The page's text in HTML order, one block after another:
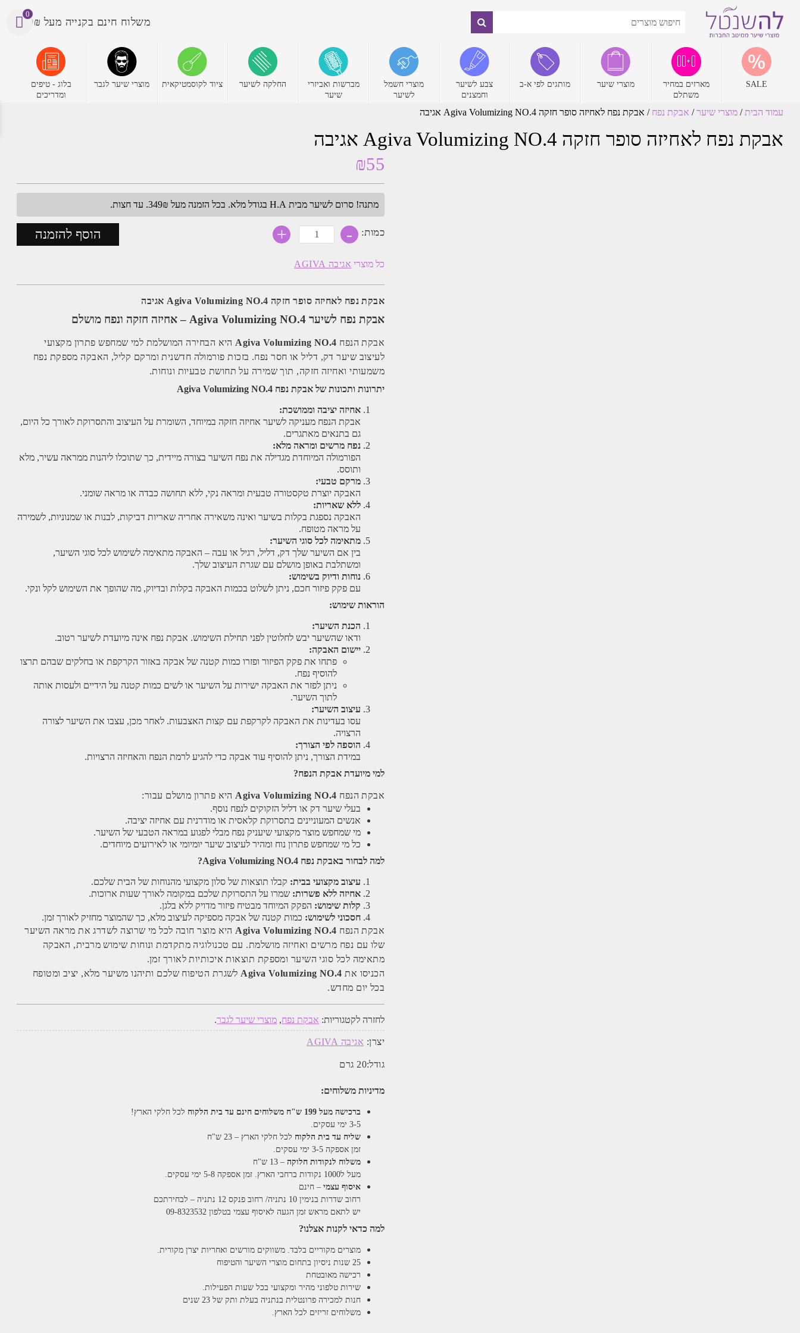
משלוח חינם בקנייה מעל 199₪
SALE
מארזים במחיר
משתלם
מוצרי שיער מותגים לפי א-ב
צבע לשיער
וחמצנים
מוצרי חשמל
לשיער
מברשות ואביזרי
שיער
החלקה לשיער ציוד לקוסמטיקאית מוצרי שיער לגבר
בלוג - טיפים
ומדריכים
עמוד הבית /מוצרי שיער/ אבקת נפח / אבקת נפח לאחיזה סופר חזקה Agiva Volumizing NO.4 אגיבה
אבקת נפח לאחיזה סופר חזקה Agiva Volumizing NO.4 אגיבה
₪55
מתנה! סרום לשיער מבית H.A בגודל מלא. בכל הזמנה מעל 349₪. עד חצות.
כמות: - כמות
של
לאחיזה
חזקה
Agiva
Volumizing
NO.4
אגיבה
+ הוסף להזמנה
כל מוצרי אגיבה AGIVA
אבקת נפח לאחיזה סופר חזקה Agiva Volumizing NO.4 אגיבה
אבקת נפח לשיער Agiva Volumizing NO.4 – אחיזה חזקה ונפח מושלם
אבקת הנפח Agiva Volumizing NO.4 היא הבחירה המושלמת למי שמחפש פתרון מקצועי
לעיצוב שיער דק, דליל או חסר נפח. בזכות פורמולה חדשנית ומרקם קליל, האבקה מספקת נפח
משמעותי ואחיזה חזקה, תוך שמירה על תחושת טבעיות ונוחות.
יתרונות ותכונות של אבקת נפח Agiva Volumizing NO.4
אחיזה יציבה וממושכת:
אבקת הנפח מעניקה לשיער אחיזה חזקה במיוחד, השומרת על העיצוב והתסרוקת לאורך כל היום,
גם בתנאים מאתגרים.
נפח מרשים ומראה מלא:
הפורמולה המיוחדת מגדילה את נפח השיער בצורה מיידית, כך שתוכלו ליהנות ממראה עשיר, מלא
ותוסס.
מרקם טבעי:
האבקה יוצרת טקסטורה טבעית ומראה נקי, ללא תחושה כבדה או מראה שומני.
ללא שאריות:
האבקה נספגת בקלות בשיער ואינה משאירה אחריה שאריות דביקות, לבנות או שמנוניות, לשמירה
על מראה מטופח.
מתאימה לכל סוגי השיער:
בין אם השיער שלך דק, דליל, רגיל או עבה – האבקה מתאימה לשימוש לכל סוגי השיער,
ומשתלבת באופן מושלם עם שגרת העיצוב שלך.
נוחות ודיוק בשימוש:
עם פקק פיזור חכם, ניתן לשלוט בכמות האבקה בקלות ובדיוק, מה שהופך את השימוש לקל ונקי.
הוראות שימוש:
הכנת השיער:
ודאו שהשיער יבש לחלוטין לפני תחילת השימוש. אבקת נפח אינה מיועדת לשיער רטוב.
יישום האבקה:
פתחו את פקק הפיזור ופזרו כמות קטנה של אבקה באזור הקרקפת או בחלקים שבהם תרצו
להוסיף נפח.
ניתן לפזר את האבקה ישירות על השיער או לשים כמות קטנה על הידיים ולעסות אותה
לתוך השיער.
עיצוב השיער:
עסו בעדינות את האבקה לקרקפת עם קצות האצבעות. לאחר מכן, עצבו את השיער לצורה
הרצויה.
הוספה לפי הצורך:
במידת הצורך, ניתן להוסיף עוד אבקה כדי להגיע לרמת הנפח והאחיזה הרצויות.
למי מיועדת אבקת הנפח?
אבקת הנפח Agiva Volumizing NO.4 היא פתרון מושלם עבור:
בעלי שיער דק או דליל הזקוקים לנפח נוסף.
אנשים המעוניינים בתסרוקת קלאסית או מודרנית עם אחיזה יציבה.
מי שמחפש מוצר מקצועי שיעניק נפח מבלי לפגוע במראה הטבעי של השיער.
כל מי שמחפש פתרון נוח ומהיר לעיצוב שיער יומיומי או לאירועים מיוחדים.
למה לבחור באבקת נפח Agiva Volumizing NO.4?
עיצוב מקצועי בבית: קבלו תוצאות של סלון מקצועי מהנוחות של הבית שלכם.
אחיזה ללא פשרות: שמרו על התסרוקת שלכם במקומה לאורך שעות ארוכות.
קלות שימוש: הפקק המיוחד מבטיח פיזור מדויק ללא בלגן.
חסכוני לשימוש: כמות קטנה של אבקה מספיקה לעיצוב מלא, כך שהמוצר מחזיק לאורך זמן.
אבקת הנפח Agiva Volumizing NO.4 היא מוצר חובה לכל מי שרוצה לשדרג את מראה השיער
שלו עם נפח מרשים ואחיזה מושלמת. עם טכנולוגיה מתקדמת ונוחות שימוש מרבית, האבקה
מתאימה לכל סוגי השיער ומספקת תוצאות איכותיות לאורך זמן.
הכניסו את Agiva Volumizing NO.4 לשגרת הטיפוח שלכם ותיהנו משיער מלא, יציב ומטופח
בכל יום מחדש.
לחזרה לקטגוריות: אבקת נפח, מוצרי שיער לגבר.
יצרן: אגיבה AGIVA
גודל:20 גרם
מדיניות משלוחים:
ברכישה מעל 199 ש"ח משלוחים חינם עד בית הלקוח לכל חלקי הארץ!
3-5 ימי עסקים.
שליח עד בית הלקוח לכל חלקי הארץ – 23 ש"ח
זמן אספקה 3-5 ימי עסקים.
משלוח לנקודות חלוקה– 13 ש"ח
מעל ל1000 נקודות ברחבי הארץ. זמן אספקה 5-8 ימי עסקים.
איסוף עצמי– חינם
רחוב שדרות בנימין 10 נתניה/ רחוב פנקס 12 נתניה – לבחירתכם
יש לתאם מראש זמן הגעה לאיסוף עצמי בטלפון 09-8323532
למה כדאי לקנות אצלנו?
מוצרים מקוריים בלבד. משווקים מורשים ואחריות יצרן מקורית.
25 שנות ניסיון בתחום מוצרי השיער והטיפוח
רכישה מאובטחת
שירות טלפוני מהיר ומקצועי בכל שעות הפעילות.
חנות למכירה פרונטלית בנתניה בעלת ותק של 23 שנים
משלוחים זריזים לכל הארץ.
0